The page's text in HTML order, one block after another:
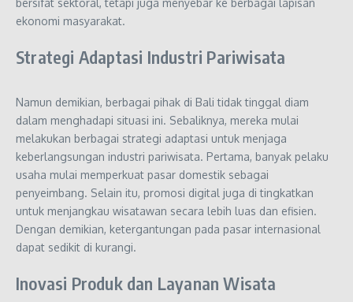
bersifat sektoral, tetapi juga menyebar ke berbagai lapisan
ekonomi masyarakat.
Strategi Adaptasi Industri Pariwisata
Namun demikian, berbagai pihak di Bali tidak tinggal diam
dalam menghadapi situasi ini. Sebaliknya, mereka mulai
melakukan berbagai strategi adaptasi untuk menjaga
keberlangsungan industri pariwisata. Pertama, banyak pelaku
usaha mulai memperkuat pasar domestik sebagai
penyeimbang. Selain itu, promosi digital juga di tingkatkan
untuk menjangkau wisatawan secara lebih luas dan efisien.
Dengan demikian, ketergantungan pada pasar internasional
dapat sedikit di kurangi.
Inovasi Produk dan Layanan Wisata